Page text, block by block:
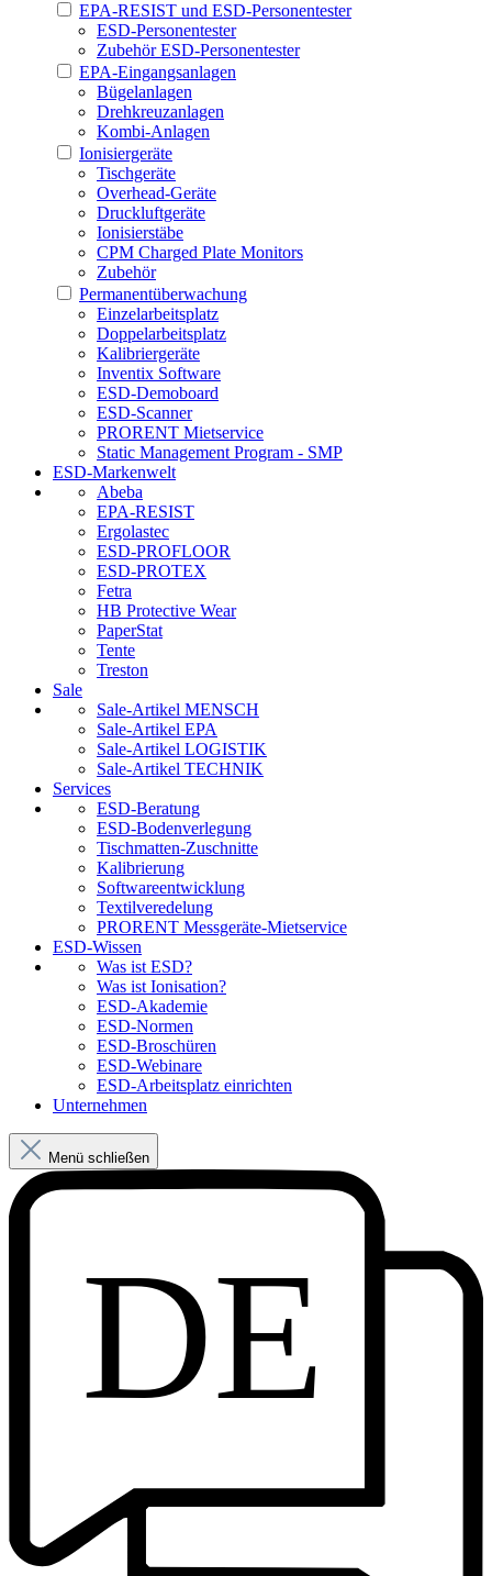
EPA-RESIST und ESD-Personentester
ESD-Personentester
Zubehör ESD-Personentester
EPA-Eingangsanlagen
Bügelanlagen
Drehkreuzanlagen
Kombi-Anlagen
Ionisiergeräte
Tischgeräte
Overhead-Geräte
Druckluftgeräte
Ionisierstäbe
CPM Charged Plate Monitors
Zubehör
Permanentüberwachung
Einzelarbeitsplatz
Doppelarbeitsplatz
Kalibriergeräte
Inventix Software
ESD-Demoboard
ESD-Scanner
PRORENT Mietservice
Static Management Program - SMP
ESD-Markenwelt
Abeba
EPA-RESIST
Ergolastec
ESD-PROFLOOR
ESD-PROTEX
Fetra
HB Protective Wear
PaperStat
Tente
Treston
Sale
Sale-Artikel MENSCH
Sale-Artikel EPA
Sale-Artikel LOGISTIK
Sale-Artikel TECHNIK
Services
ESD-Beratung
ESD-Bodenverlegung
Tischmatten-Zuschnitte
Kalibrierung
Softwareentwicklung
Textilveredelung
PRORENT Messgeräte-Mietservice
ESD-Wissen
Was ist ESD?
Was ist Ionisation?
ESD-Akademie
ESD-Normen
ESD-Broschüren
ESD-Webinare
ESD-Arbeitsplatz einrichten
Unternehmen
Menü schließen
DE